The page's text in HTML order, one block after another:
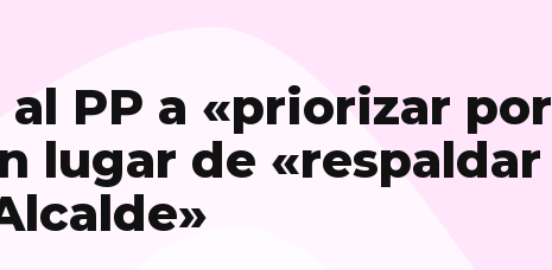
PP a «priorizar por
lugar de «respaldar